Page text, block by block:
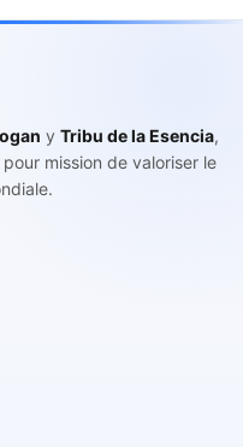
y Tribu de la Esencia,
mission de valoriser le